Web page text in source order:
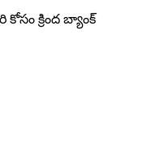
కోసం క్రింద బ్యాంక్